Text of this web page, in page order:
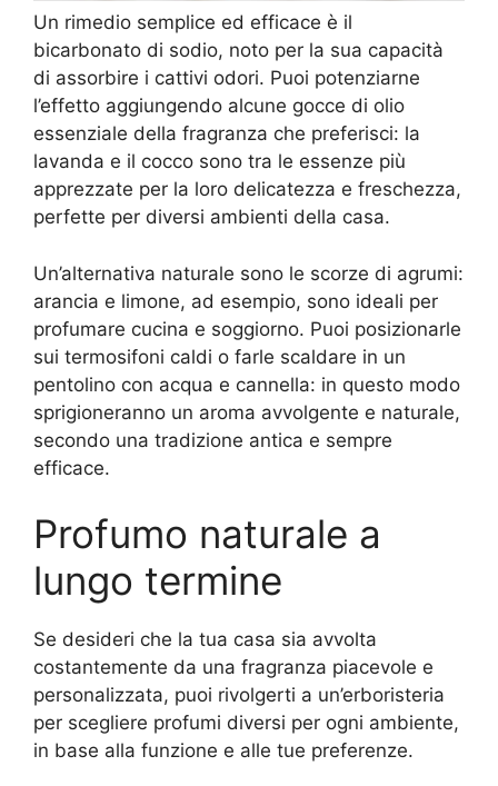
Un rimedio semplice ed efficace è il
bicarbonato di sodio, noto per la sua capacità
di assorbire i cattivi odori. Puoi potenziarne
l’effetto aggiungendo alcune gocce di olio
essenziale della fragranza che preferisci: la
lavanda e il cocco sono tra le essenze più
apprezzate per la loro delicatezza e freschezza,
perfette per diversi ambienti della casa.
Un’alternativa naturale sono le scorze di agrumi:
arancia e limone, ad esempio, sono ideali per
profumare cucina e soggiorno. Puoi posizionarle
sui termosifoni caldi o farle scaldare in un
pentolino con acqua e cannella: in questo modo
sprigioneranno un aroma avvolgente e naturale,
secondo una tradizione antica e sempre
efficace.
Profumo naturale a
lungo termine
Se desideri che la tua casa sia avvolta
costantemente da una fragranza piacevole e
personalizzata, puoi rivolgerti a un’erboristeria
per scegliere profumi diversi per ogni ambiente,
in base alla funzione e alle tue preferenze.